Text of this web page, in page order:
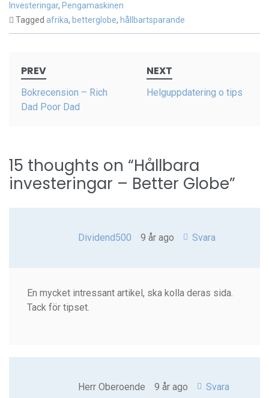
Investeringar, Pengamaskinen
Tagged afrika, betterglobe, hållbartsparande
navigation
PREV
Bokrecension – Rich
Dad Poor Dad
NEXT
Helguppdatering o tips
15 thoughts on “Hållbara
investeringar – Better Globe”
Dividend500 9 år ago Svara
En mycket intressant artikel, ska kolla deras sida.
Tack för tipset.
Herr Oberoende 9 år ago Svara